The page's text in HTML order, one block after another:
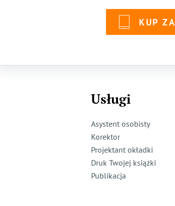
KUP ZA
Usługi
Asystent osobisty
Korektor
Projektant okładki
Druk Twojej książki
Publikacja